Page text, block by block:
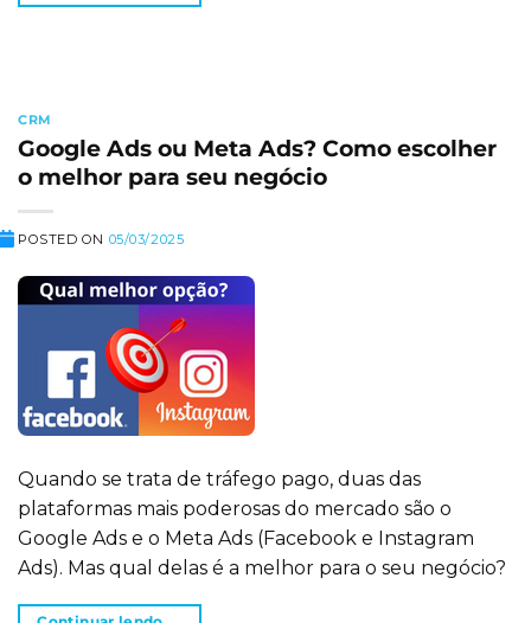
CRM
Google Ads ou Meta Ads? Como escolher
o melhor para seu negócio
POSTED ON 05/03/2025
Quando se trata de tráfego pago, duas das
plataformas mais poderosas do mercado são o
Google Ads e o Meta Ads (Facebook e Instagram
Ads). Mas qual delas é a melhor para o seu negócio?